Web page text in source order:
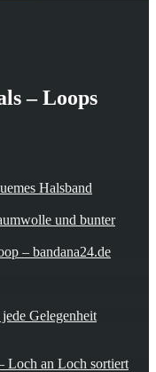
– Loops
Halsband
und bunter
– bandana24.de
Gelegenheit
Loch an Loch sortiert